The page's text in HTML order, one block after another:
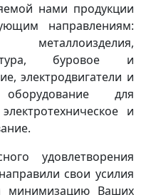
нами продукции
направлениям:
буровое и
электродвигатели и
для
и
удовлетворения
свои усилия
Ваших